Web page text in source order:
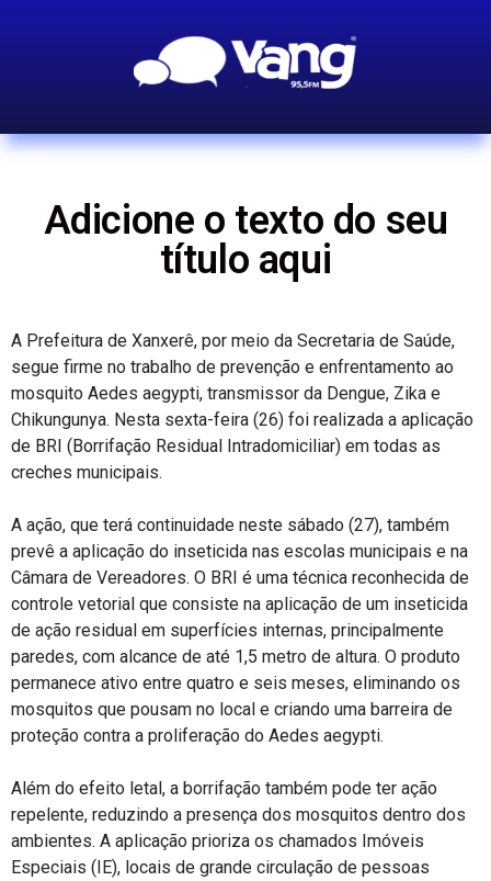
Adicione o texto do seu
título aqui
A Prefeitura de Xanxerê, por meio da Secretaria de Saúde,
segue firme no trabalho de prevenção e enfrentamento ao
mosquito Aedes aegypti, transmissor da Dengue, Zika e
Chikungunya. Nesta sexta-feira (26) foi realizada a aplicação
de BRI (Borrifação Residual Intradomiciliar) em todas as
creches municipais.
A ação, que terá continuidade neste sábado (27), também
prevê a aplicação do inseticida nas escolas municipais e na
Câmara de Vereadores. O BRI é uma técnica reconhecida de
controle vetorial que consiste na aplicação de um inseticida
de ação residual em superfícies internas, principalmente
paredes, com alcance de até 1,5 metro de altura. O produto
permanece ativo entre quatro e seis meses, eliminando os
mosquitos que pousam no local e criando uma barreira de
proteção contra a proliferação do Aedes aegypti.
Além do efeito letal, a borrifação também pode ter ação
repelente, reduzindo a presença dos mosquitos dentro dos
ambientes. A aplicação prioriza os chamados Imóveis
Especiais (IE), locais de grande circulação de pessoas